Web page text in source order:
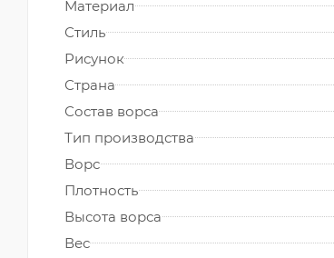
Материал
Стиль
Рисунок
Страна
Состав ворса
Тип производства
Ворс
Плотность
Высота ворса
Вес